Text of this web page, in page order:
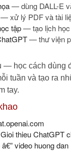
— dùng DALL-E
— xử lý PDF và tài
tập— tạo lịch học
— thư viện
— học cách dùng
tuần và tạo ra
tay.
thieu ChatGPT
video huong dan